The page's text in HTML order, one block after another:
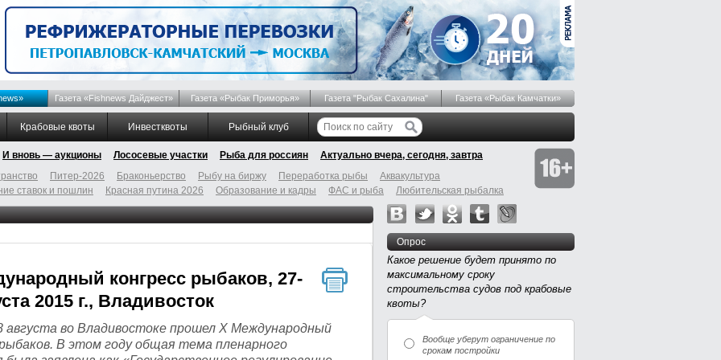
Газета «Fishnews Дайджест» Газета «Рыбак Приморья» Газета "Рыбак Сахалина" Газета «Рыбак Камчатки»
Крабовые квоты Инвестквоты Рыбный клуб
И вновь — аукционы Лососевые участки Рыба для россиян
Актуально вчера, сегодня, завтра
Питер-2026 Браконьерство Рыбу на биржу Переработка рыбы
Аквакультура
ставок и пошлин Красная путина 2026 Образование и кадры ФАС и рыба Любительская рыбалка
конгресс рыбаков, 27-
2015 г., Владивосток
августа во Владивостоке прошел X Международный
В этом году общая тема пленарного
Опрос
Какое решение будет принято по
максимальному сроку
строительства судов под крабовые
квоты?
Вообще уберут ограничение по
срокам постройки